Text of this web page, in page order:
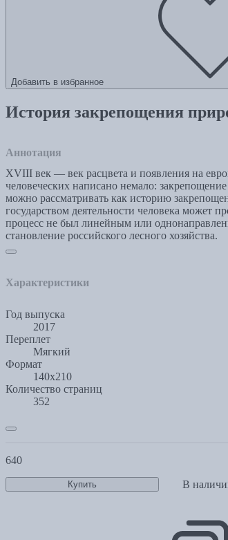
Добавить в избранное
История закрепощения
Аннотация
XVIII век — век расцвета и появления на
человеческих написано немало:
можно рассматривать как историю
государством деятельности человека
процесс не был линейным или
становление российского лесного хозяйства.
Характеристики
Год выпуска
2017
Переплет
Мягкий
Формат
140х210
Количество страниц
352
640
Купить В